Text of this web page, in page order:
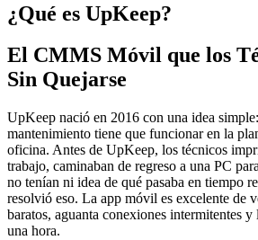
¿Qué es UpKeep?
El CMMS Móvil que los
Sin Quejarse
UpKeep nació en 2016 con una idea
mantenimiento tiene que funcionar en la
oficina. Antes de UpKeep, los técnicos
trabajo, caminaban de regreso a una PC
no tenían ni idea de qué pasaba en tiempo
resolvió eso. La app móvil es excelente de
baratos, aguanta conexiones intermitentes y
una hora.